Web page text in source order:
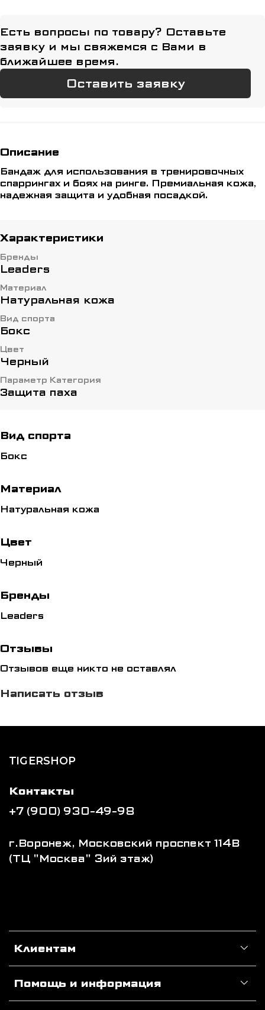
Есть вопросы по товару? Оставьте
заявку и мы свяжемся с Вами в
ближайшее время.
Оставить заявку
Описание
Бандаж для использования в тренировочных
спаррингах и боях на ринге. Премиальная кожа,
надежная защита и удобная посадкой.
Характеристики
Бренды
Leaders
Материал
Натуральная кожа
Вид спорта
Бокс
Цвет
Черный
Параметр Категория
Защита паха
Вид спорта
Бокс
Материал
Натуральная кожа
Цвет
Черный
Бренды
Leaders
Отзывы
Отзывов еще никто не оставлял
Написать отзыв
TIGERSHOP
Клиентам
Помощь и информация
Контакты
+7 (900) 930-49-98
г.Воронеж, Московский проспект 114В
(ТЦ "Москва" 3ий этаж)